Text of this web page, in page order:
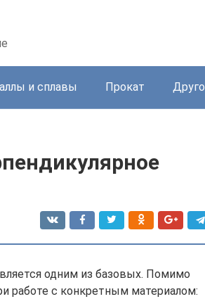
и сплавы Прокат
одним из базовых. Помимо
работе с конкретным материалом: